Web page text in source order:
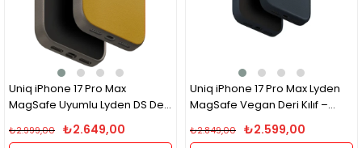
Uniq iPhone 17 Pro Max
MagSafe Uyumlu Lyden DS Deri
Telefon Kılıfı – Sarı
₺2.649,00
₺2.999,00
Uniq iPhone 17 Pro Max Lyden
MagSafe Vegan Deri Kılıf –
₺2.599,00
₺2.849,00